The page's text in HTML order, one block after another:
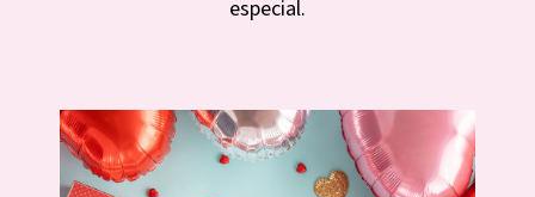
especial.